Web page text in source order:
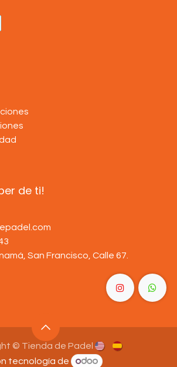
de ti!
San Francisco, Calle 67
© Tienda de Padel
tecnología de